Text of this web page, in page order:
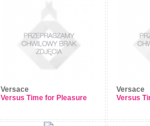
Versace
Versus Time for Pleasure
Versace
Versus